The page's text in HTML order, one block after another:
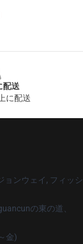
配送
に配送
ョンウェイ, フィッシ
の東の道、
金)